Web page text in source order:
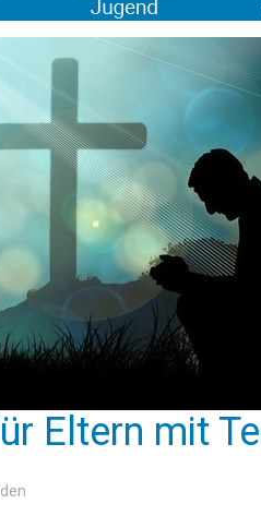
Eltern mit